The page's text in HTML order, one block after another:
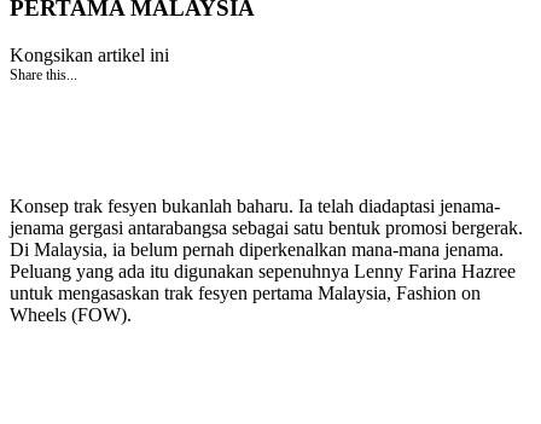
PERTAMA MALAYSIA
Kongsikan artikel ini
Share this...
Konsep trak fesyen bukanlah baharu. Ia telah diadaptasi jenama-
jenama gergasi antarabangsa sebagai satu bentuk promosi bergerak.
Di Malaysia, ia belum pernah diperkenalkan mana-mana jenama.
Peluang yang ada itu digunakan sepenuhnya Lenny Farina Hazree
untuk mengasaskan trak fesyen pertama Malaysia, Fashion on
Wheels (FOW).